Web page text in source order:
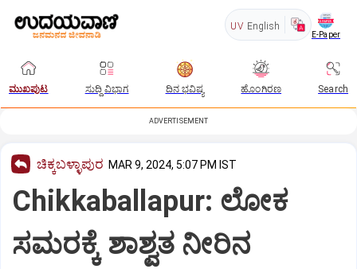
UV English
E-Paper
ಮುಖಪುಟ ಸುದ್ದಿ ವಿಭಾಗ ದಿನ ಭವಿಷ್ಯ ಹೊಂಗಿರಣ Search
ADVERTISEMENT
ಚಿಕ್ಕಬಳ್ಳಾಪುರ MAR 9, 2024, 5:07 PM IST
Chikkaballapur: ಲೋಕ
ಸಮರಕ್ಕೆ ಶಾಶ್ವತ ನೀರಿನ